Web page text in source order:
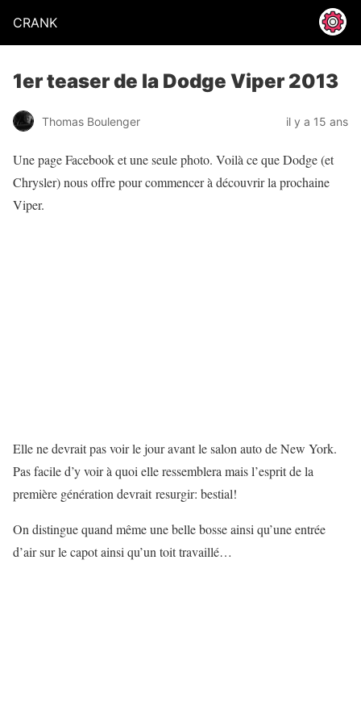
CRANK
1er teaser de la Dodge Viper 2013
Thomas Boulenger il y a 15 ans
Une page Facebook et une seule photo. Voilà ce que Dodge (et
Chrysler) nous offre pour commencer à découvrir la prochaine
Viper.
Elle ne devrait pas voir le jour avant le salon auto de New York.
Pas facile d’y voir à quoi elle ressemblera mais l’esprit de la
première génération devrait resurgir: bestial!
On distingue quand même une belle bosse ainsi qu’une entrée
d’air sur le capot ainsi qu’un toit travaillé…